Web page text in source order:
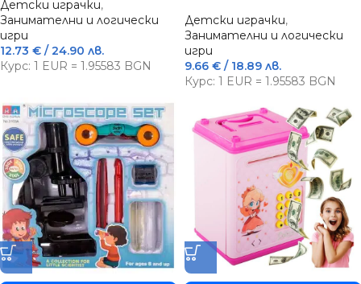
Детски играчки,
Занимателни и логически
игри
12.73 € / 24.90 лв.
Курс: 1 EUR = 1.95583 BGN
Детски играчки,
Занимателни и логически
игри
9.66 € / 18.89 лв.
Курс: 1 EUR = 1.95583 BGN